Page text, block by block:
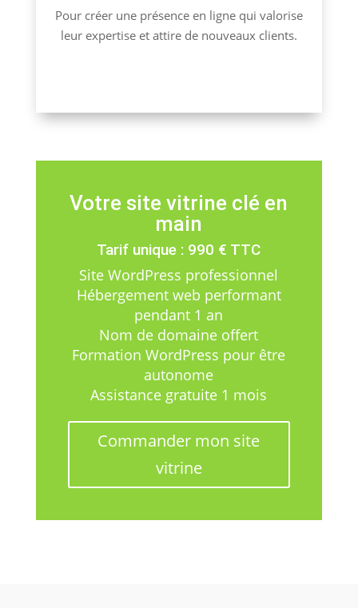
Pour créer une présence en ligne qui valorise
leur expertise et attire de nouveaux clients.
Votre site vitrine clé en
main
Tarif unique : 990 € TTC
Site WordPress professionnel
Hébergement web performant
pendant 1 an
Nom de domaine offert
Formation WordPress pour être
autonome
Assistance gratuite 1 mois
Commander mon site
vitrine